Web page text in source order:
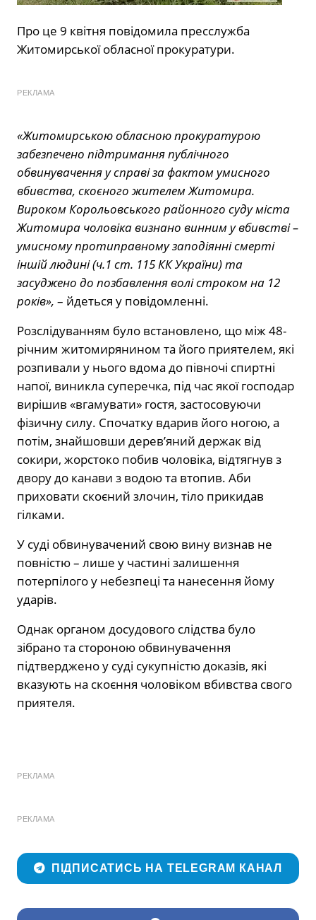
Про це 9 квітня повідомила пресслужба
Житомирської обласної прокуратури.
РЕКЛАМА
«Житомирською обласною прокуратурою
забезпечено підтримання публічного
обвинувачення у справі за фактом умисного
вбивства, скоєного жителем Житомира.
Вироком Корольовського районного суду міста
Житомира чоловіка визнано винним у вбивстві –
умисному протиправному заподіянні смерті
іншій людині (ч.1 ст. 115 КК України) та
засуджено до позбавлення волі строком на 12
років», – йдеться у повідомленні.
Розслідуванням було встановлено, що між 48-
річним житомирянином та його приятелем, які
розпивали у нього вдома до півночі спиртні
напої, виникла суперечка, під час якої господар
вирішив «вгамувати» гостя, застосовуючи
фізичну силу. Спочатку вдарив його ногою, а
потім, знайшовши дерев’яний держак від
сокири, жорстоко побив чоловіка, відтягнув з
двору до канави з водою та втопив. Аби
приховати скоєний злочин, тіло прикидав
гілками.
У суді обвинувачений свою вину визнав не
повністю – лише у частині залишення
потерпілого у небезпеці та нанесення йому
ударів.
Однак органом досудового слідства було
зібрано та стороною обвинувачення
підтверджено у суді сукупністю доказів, які
вказують на скоєння чоловіком вбивства свого
приятеля.
РЕКЛАМА
РЕКЛАМА
ПІДПИСАТИСЬ НА TELEGRAM КАНАЛ